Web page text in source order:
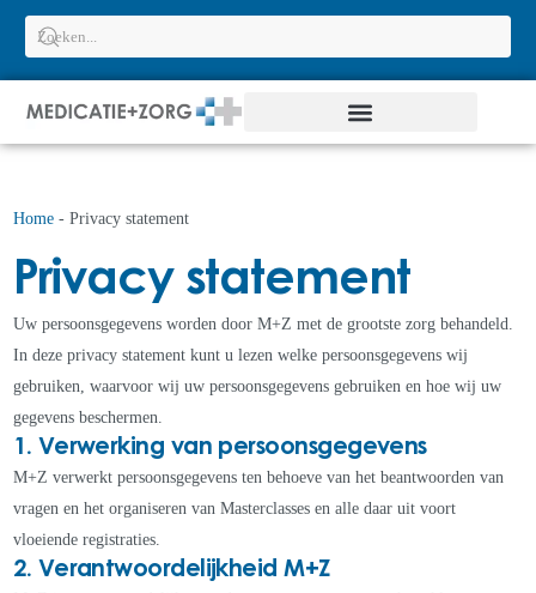
Home -Privacy statement
Privacy statement
Uw persoonsgegevens worden door M+Z met de grootste zorg behandeld.
In deze privacy statement kunt u lezen welke persoonsgegevens wij
gebruiken, waarvoor wij uw persoonsgegevens gebruiken en hoe wij uw
gegevens beschermen.
1. Verwerking van persoonsgegevens
M+Z verwerkt persoonsgegevens ten behoeve van het beantwoorden van
vragen en het organiseren van Masterclasses en alle daar uit voort
vloeiende registraties.
2. Verantwoordelijkheid M+Z